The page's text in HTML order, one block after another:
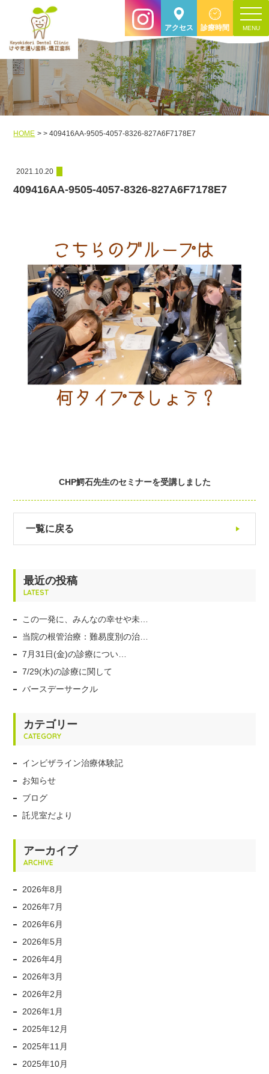
アクセス 診療時間
toggle
HOME 409416AA-9505-4057-8326-827A6F7178E7
2021.10.20
409416AA-9505-4057-8326-827A6F7178E7
CHP鰐石先生のセミナーを受講しました
一覧に戻る
最近の投稿
LATEST
この一発に、みんなの幸せや未…
当院の根管治療：難易度別の治…
7月31日(金)の診療につい…
7/29(水)の診療に関して
バースデーサークル
カテゴリー
CATEGORY
インビザライン治療体験記
お知らせ
ブログ
託児室だより
アーカイブ
ARCHIVE
2026年8月
2026年7月
2026年6月
2026年5月
2026年4月
2026年3月
2026年2月
2026年1月
2025年12月
2025年11月
2025年10月